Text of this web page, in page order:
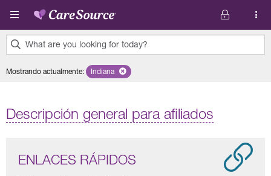
Pasar al contenido principal
What are you looking for today?
results
Mostrando actualmente: Remove selected state 'Indiana'
Indiana
Descripción general para afiliados
ENLACES RÁPIDOS